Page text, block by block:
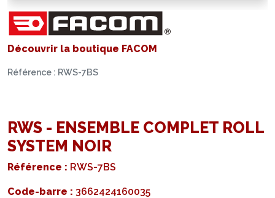
Découvrir la boutique FACOM
Référence : RWS-7BS
RWS - ENSEMBLE COMPLET ROLL
SYSTEM NOIR
Référence : RWS-7BS
Code-barre : 3662424160035